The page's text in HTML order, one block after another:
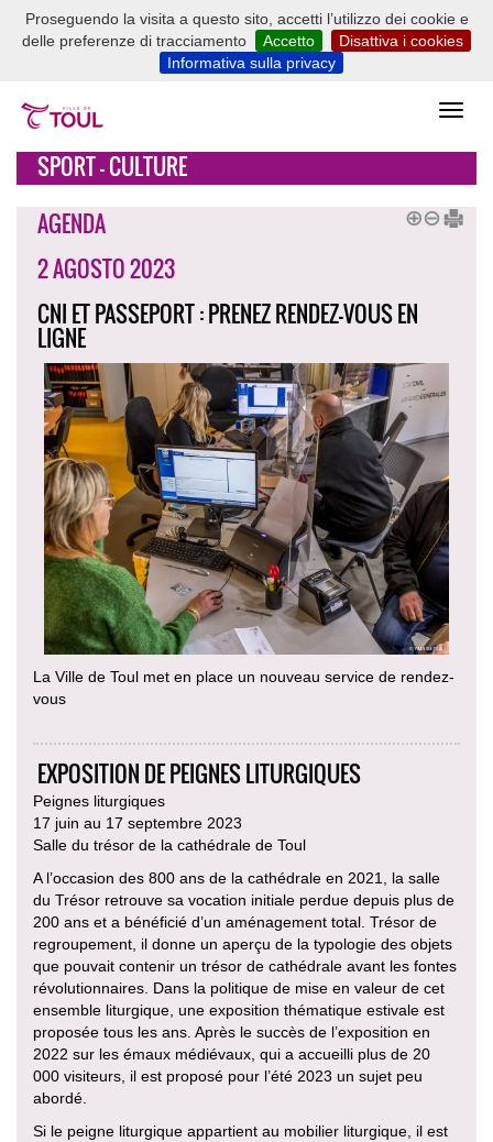
Proseguendo la visita a questo sito, accetti l’utilizzo dei cookie e
delle preferenze di tracciamento
Accetto
Disattiva i cookies
Informativa sulla privacy
SPORT - CULTURE
AGENDA
2 AGOSTO 2023
CNI ET PASSEPORT : PRENEZ RENDEZ-VOUS EN
LIGNE
La Ville de Toul met en place un nouveau service de rendez-
vous
EXPOSITION DE PEIGNES LITURGIQUES
Peignes liturgiques
17 juin au 17 septembre 2023
Salle du trésor de la cathédrale de Toul
A l’occasion des 800 ans de la cathédrale en 2021, la salle
du Trésor retrouve sa vocation initiale perdue depuis plus de
200 ans et a bénéficié d’un aménagement total. Trésor de
regroupement, il donne un aperçu de la typologie des objets
que pouvait contenir un trésor de cathédrale avant les fontes
révolutionnaires. Dans la politique de mise en valeur de cet
ensemble liturgique, une exposition thématique estivale est
proposée tous les ans. Après le succès de l’exposition en
2022 sur les émaux médiévaux, qui a accueilli plus de 20
000 visiteurs, il est proposé pour l’été 2023 un sujet peu
abordé.
Si le peigne liturgique appartient au mobilier liturgique, il est